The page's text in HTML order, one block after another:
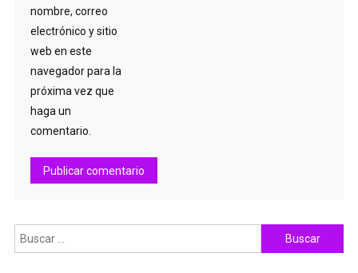
nombre, correo
electrónico y sitio
web en este
navegador para la
próxima vez que
haga un
comentario.
Buscar: